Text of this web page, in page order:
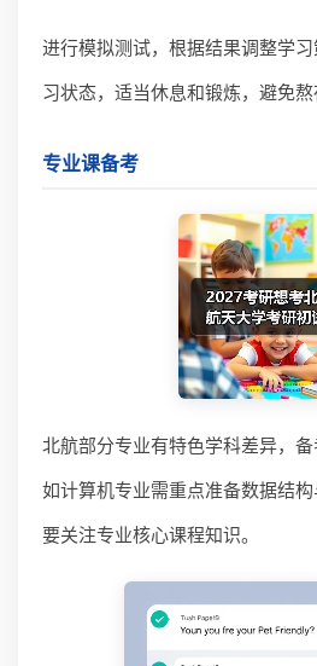
进行模拟测试，根据结果调整学
习状态，适当休息和锻炼，避免熬
专业课备考
北航部分专业有特色学科差异，
如计算机专业需重点准备数据结
要关注专业核心课程知识。